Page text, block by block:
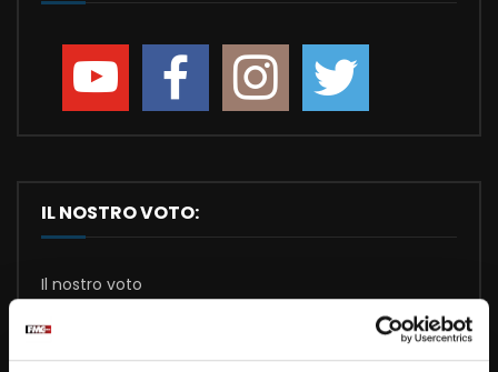
IL NOSTRO VOTO:
Il nostro voto